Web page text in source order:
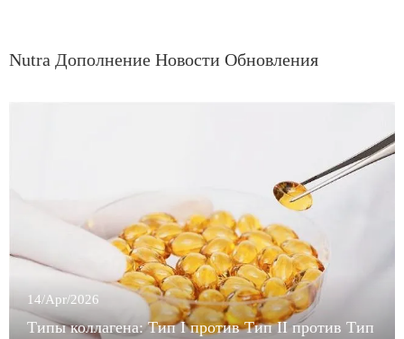
Nutra Дополнение Новости Обновления
14/Apr/2026
Типы коллагена: Тип I против Тип II против Тип